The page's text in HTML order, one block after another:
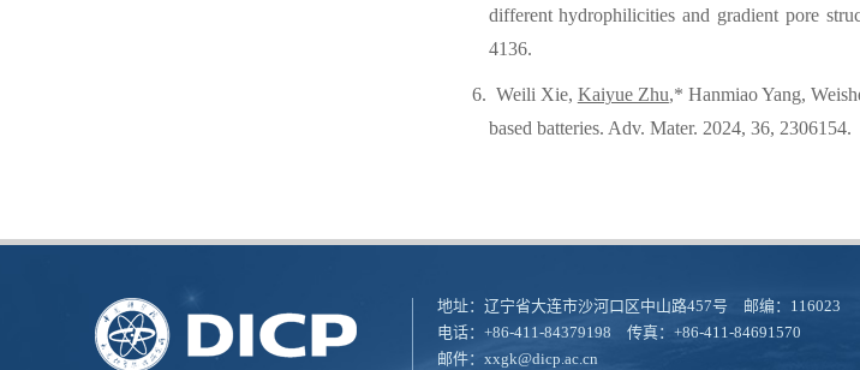
different hydrophilicities and gradient pore
4136.
6. Weili Xie, Kaiyue Zhu,* Hanmiao Yang,
based batteries. Adv. Mater. 2024, 36, 2306154.
地址：辽宁省大连市沙河口区中山路457号 邮编：116023
电话：+86-411-84379198 传真：+86-411-84691570
邮件： xxgk@dicp.ac.cn